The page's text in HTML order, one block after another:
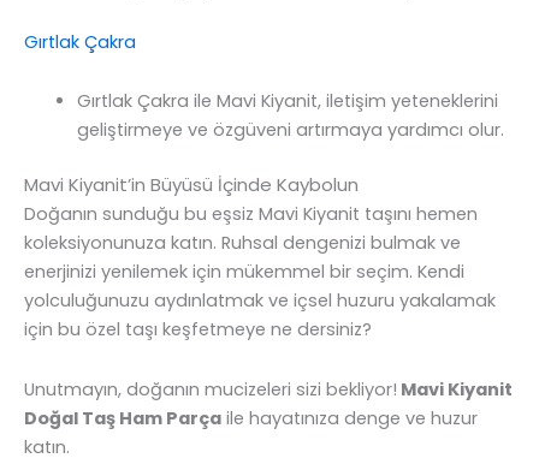
Gırtlak Çakra
Gırtlak Çakra ile Mavi Kiyanit, iletişim yeteneklerini
geliştirmeye ve özgüveni artırmaya yardımcı olur.
Mavi Kiyanit’in Büyüsü İçinde Kaybolun
Doğanın sunduğu bu eşsiz Mavi Kiyanit taşını hemen
koleksiyonunuza katın. Ruhsal dengenizi bulmak ve
enerjinizi yenilemek için mükemmel bir seçim. Kendi
yolculuğunuzu aydınlatmak ve içsel huzuru yakalamak
için bu özel taşı keşfetmeye ne dersiniz?
Unutmayın, doğanın mucizeleri sizi bekliyor! Mavi Kiyanit
Doğal Taş Ham Parça ile hayatınıza denge ve huzur
katın.